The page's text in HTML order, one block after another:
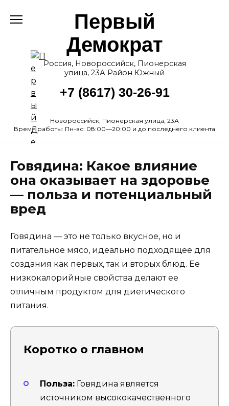
Первый
Демократ
Россия, Новороссийск, Пионерская
улица, 23А Район Южный
+7 (8617) 30-26-91
Новороссийск, Пионерская улица, 23А
Время работы: Пн-вс: 08:00—20:00 и до последнего клиента
Говядина: Какое влияние
она оказывает на здоровье
— польза и потенциальный
вред
Говядина — это не только вкусное, но и
питательное мясо, идеально подходящее для
создания как первых, так и вторых блюд. Ее
низкокалорийные свойства делают ее
отличным продуктом для диетического
питания.
Коротко о главном
Польза: Говядина является
источником высококачественного